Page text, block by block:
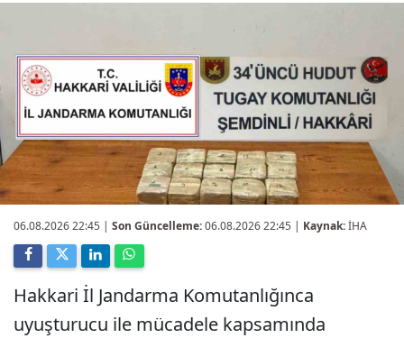
06.08.2026 22:45 Son Güncelleme:06.08.2026 22:45 | Kaynak:İHA
Hakkari İl Jandarma Komutanlığınca
uyuşturucu ile mücadele kapsamında